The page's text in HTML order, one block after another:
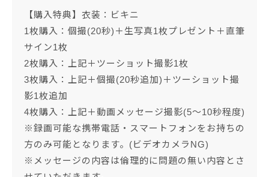
【購入特典】衣装：ビキニ
1枚購入：個撮(20秒)＋生写真1枚プレゼント＋直筆
サイン1枚
2枚購入：上記＋ツーショット撮影1枚
3枚購入：上記＋個撮(20秒追加)＋ツーショット撮
影1枚追加
4枚購入：上記＋動画メッセージ撮影(5～10秒程度)
※録画可能な携帯電話・スマートフォンをお持ちの
方のみ可能となります。(ビデオカメラNG)
※メッセージの内容は倫理的に問題の無い内容とさ